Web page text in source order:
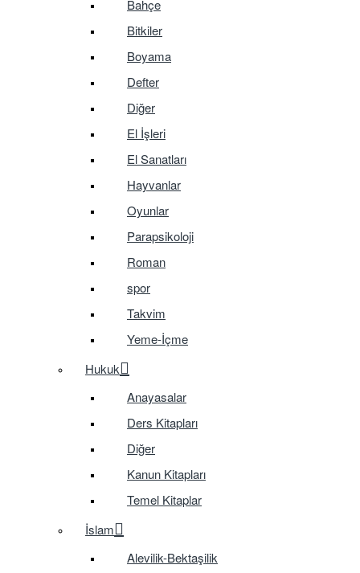
Bahçe
Bitkiler
Boyama
Defter
Diğer
El İşleri
El Sanatları
Hayvanlar
Oyunlar
Parapsikoloji
Roman
spor
Takvim
Yeme-İçme
Hukuk
Anayasalar
Ders Kitapları
Diğer
Kanun Kitapları
Temel Kitaplar
İslam
Alevilik-Bektaşilik